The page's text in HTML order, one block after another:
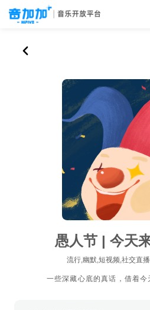
愚人节 | 今天
流行,幽默,短视频,社交直
一些深藏心底的真话，借着